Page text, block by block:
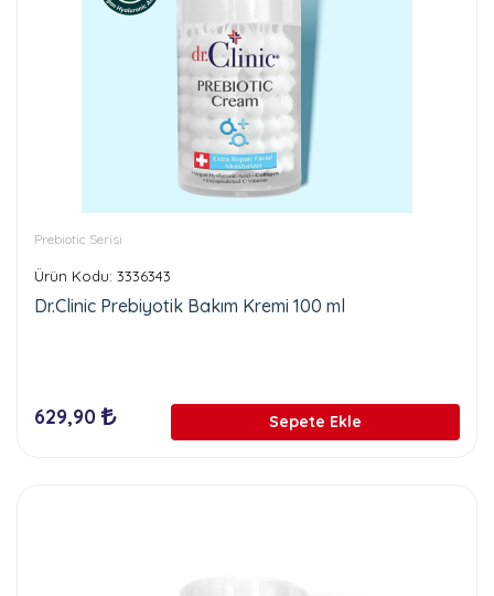
Prebiotic Serisi
Ürün Kodu: 3336343
Dr.Clinic Prebiyotik Bakım Kremi 100 ml
629,90 Sepete Ekle